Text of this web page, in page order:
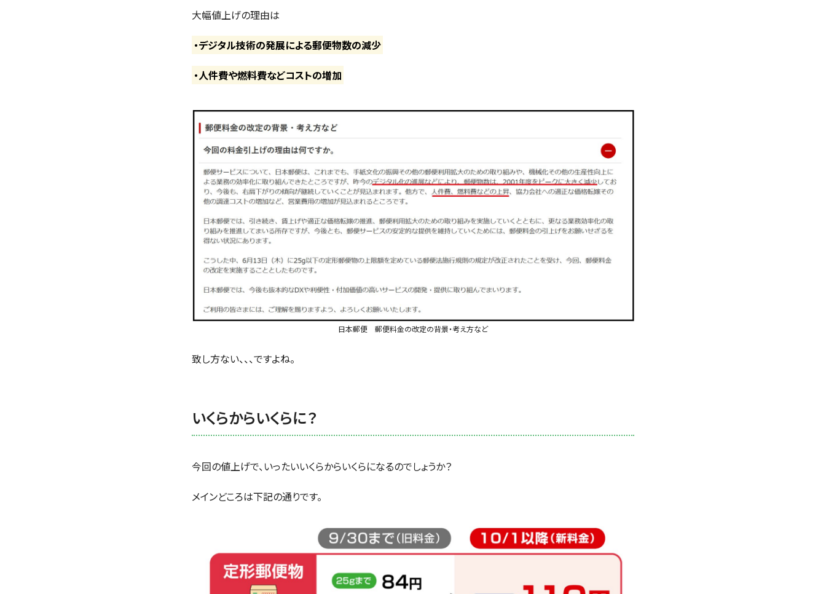
大幅値上げの理由は
・デジタル技術の発展による郵便物数の減少
・人件費や燃料費などコストの増加
日本郵便 郵便料金の改定の背景・考え方など
致し方ない、、、ですよね。
いくらからいくらに？
今回の値上げで、いったいいくらからいくらになるのでしょうか？
メインどころは下記の通りです。